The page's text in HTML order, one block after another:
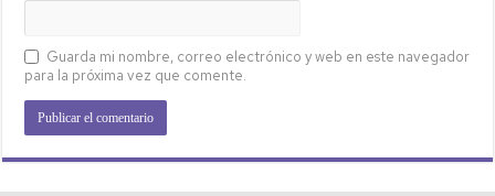
Guarda mi nombre, correo electrónico y web en este navegador
para la próxima vez que comente.